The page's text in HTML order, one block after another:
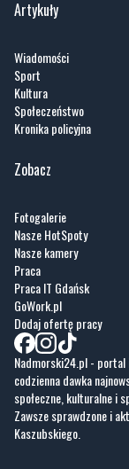
Sport
Kronika policyjna
Zobacz
Nasze HotSpoty
Praca IT Gdańsk
GoWork.pl
Dodaj ofertę pracy
Nadmorski24.pl - portal
codzienna dawka
społeczne, kulturalne i
Zawsze sprawdzone i
Kaszubskiego.